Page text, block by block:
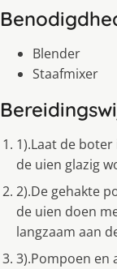
Blender
Staafmixer
1).Laat de
de uien glazig
2).De gehakte
de uien doen
langzaam aan
3).Pompoen en